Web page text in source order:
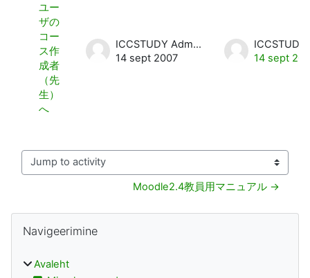
ユー
ザの
コー
ス作
成者
（先
生）
へ
ICCSTUDY Admin User
14 sept 2007
14 sept
Jump to activity
Moodle2.4教員用マニュアル →
Plokid
Navigeerimine
Avaleht